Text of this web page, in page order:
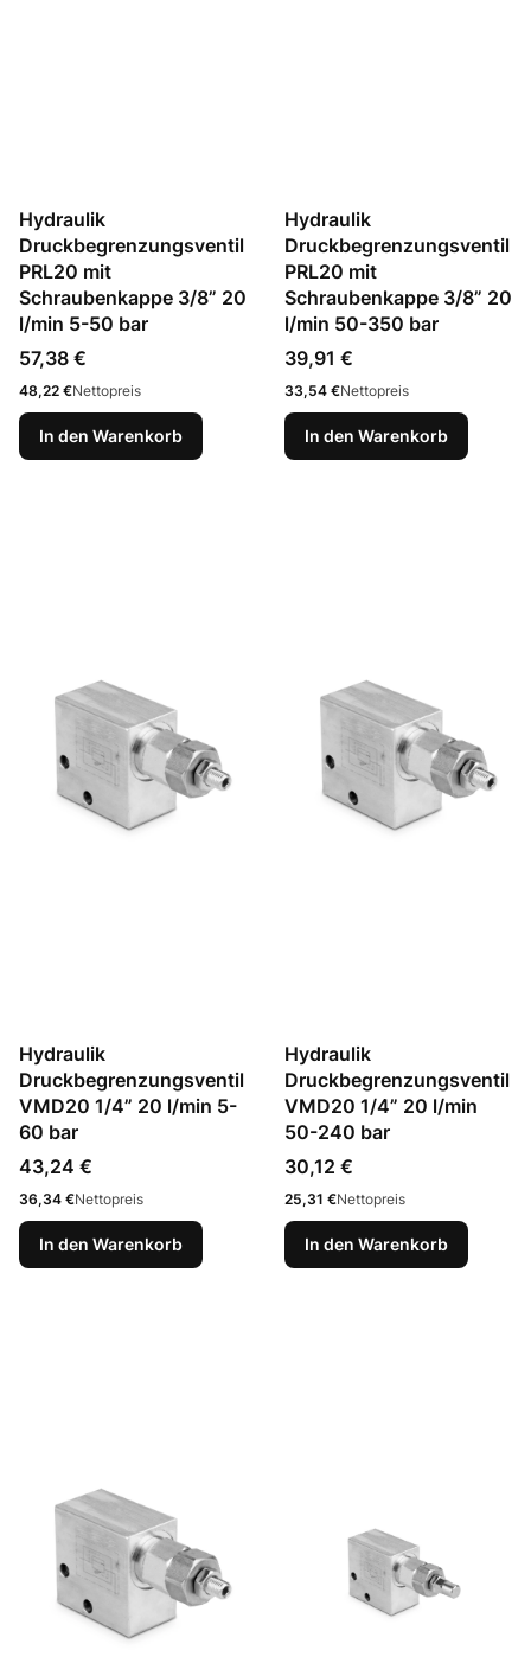
Hydraulik
Druckbegrenzungsventil
PRL20 mit
Schraubenkappe 3/8” 20
l/min 5-50 bar
Preis
57,38 €
Preis
48,22 €Nettopreis
In den Warenkorb
Hydraulik
Druckbegrenzungsventil
PRL20 mit
Schraubenkappe 3/8” 20
l/min 50-350 bar
Preis
39,91 €
Preis
33,54 €Nettopreis
In den Warenkorb
Hydraulik
Druckbegrenzungsventil
VMD20 1/4” 20 l/min 5-
60 bar
Preis
43,24 €
Preis
36,34 €Nettopreis
In den Warenkorb
Hydraulik
Druckbegrenzungsventil
VMD20 1/4” 20 l/min
50-240 bar
Preis
30,12 €
Preis
25,31 €Nettopreis
In den Warenkorb